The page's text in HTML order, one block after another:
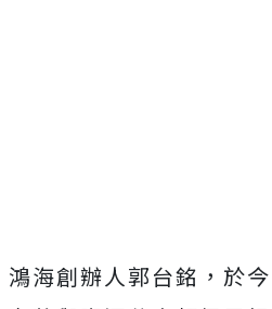
鴻海創辦人郭台銘，於